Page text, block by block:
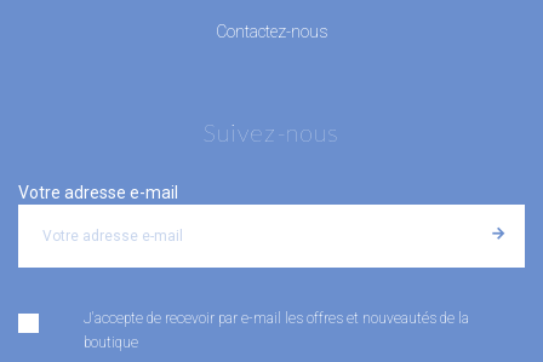
Contactez-nous
Suivez-nous
Votre adresse e-mail
J'accepte de recevoir par e-mail les offres et nouveautés de la
boutique